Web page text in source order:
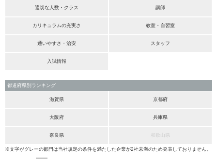
適切な人数・クラス 講師
カリキュラムの充実さ 教室・自習室
通いやすさ・治安 スタッフ
入試情報
都道府県別ランキング
滋賀県 京都府
大阪府 兵庫県
奈良県 和歌山県
※文字がグレーの部門は当社規定の条件を満たした企業が2社未満のため発表しておりません。